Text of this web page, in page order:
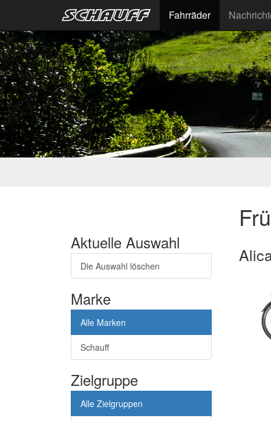
Fahrräder
Aktuelle Auswahl
Die Auswahl löschen
Marke
Alle Marken
Schauff
Zielgruppe
Alle Zielgruppen